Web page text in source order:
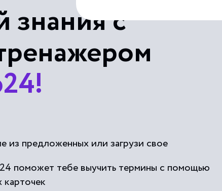
с
из предложенных или загрузи свое
поможет тебе выучить термины с помощью